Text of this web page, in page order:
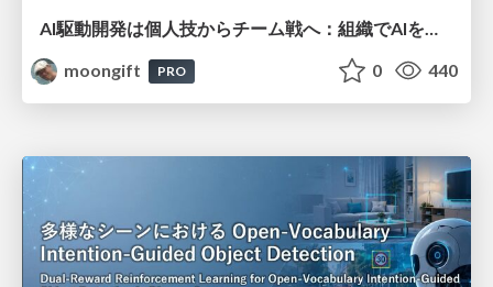
AI駆動開発は個人技からチーム戦へ：組織でAIを使いこなすための実践設計
moongift
PRO 0 440